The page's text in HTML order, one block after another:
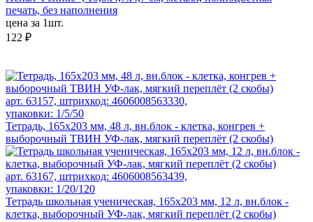
печать, без наполнения
цена за 1шт.
122 ₽
арт. 63157, штрихкод: 4606008563330,
упаковки: 1/5/50
Тетрадь, 165х203 мм, 48 л, вн.блок - клетка, конгрев +
выборочный ТВИН УФ-лак, мягкий переплёт (2 скобы)
арт. 63167, штрихкод: 4606008563439,
упаковки: 1/20/120
Тетрадь школьная ученическая, 165х203 мм, 12 л, вн.блок -
клетка, выборочный УФ-лак, мягкий переплёт (2 скобы)